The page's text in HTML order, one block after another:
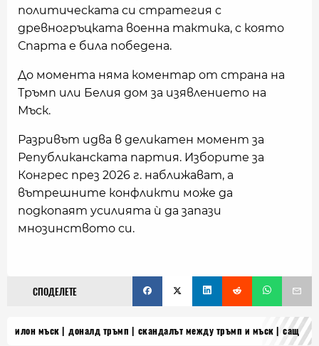
политическата си стратегия с
древногръцката военна тактика, с която
Спарта е била победена.
До момента няма коментар от страна на
Тръмп или Белия дом за изявлението на
Мъск.
Разривът идва в деликатен момент за
Републиканската партия. Изборите за
Конгрес през 2026 г. наближават, а
вътрешните конфликти може да
подкопаят усилията ѝ да запази
мнозинството си.
СПОДЕЛЕТЕ
илон мъск доналд тръмп скандалът между тръмп и мъск сащ